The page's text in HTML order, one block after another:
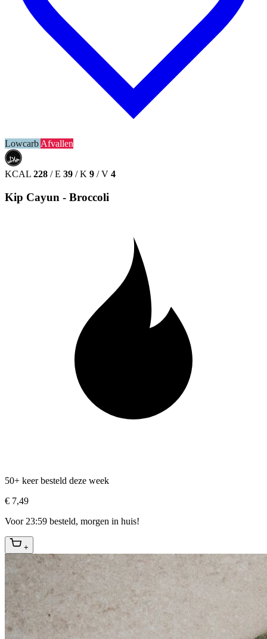
LowcarbAfvallen
حلال
HALAL
KCAL 228 / E 39 / K 9 / V 4
Kip Cayun - Broccoli
50+ keer besteld deze week
€ 7,49
Voor 23:59 besteld, morgen in huis!
+